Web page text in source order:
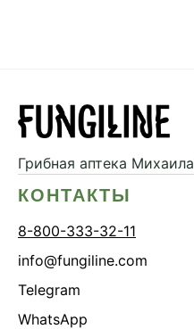
Грибная аптека
КОНТАКТЫ
8-800-333-32-11
info@fungiline.com
Telegram
WhatsApp